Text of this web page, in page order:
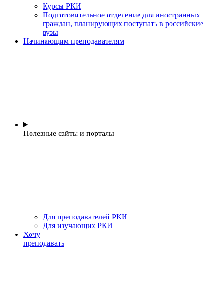
Курсы РКИ
Подготовительное отделение для иностранных
граждан, планирующих поступать в российские
вузы
Начинающим преподавателям
Полезные сайты и порталы
Для преподавателей РКИ
Для изучающих РКИ
Хочу
преподавать